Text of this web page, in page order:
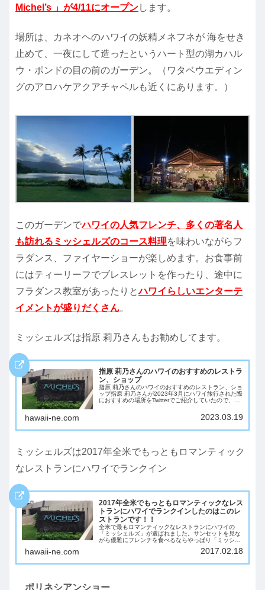
Michel’s 」が4/11にオープンします。
場所は、カネオヘのハワイの妖精メネフネが 海をせき
止めて、一夜にして造ったというハート型の湖カハル
ウ・ポンドの目の前のガーデン。（ワタベウエディン
グのアロハケアクアチャペルも近くにあります。）
このガーデンでハワイの人気フレンチ、多くの著名人
も訪れるミッシェルズのコース料理を味わいながらフ
ラダンス、ファイヤーショーが楽しめます。お食事前
にはティーリーフでブレスレットを作ったり、途中に
フラダンス教室があったりとハワイらしいエンターテ
イメントが盛りだくさん。
ミッシェルズは指原 莉乃さんもお勧めしてます。
指原 莉乃さんのハワイのおすすめのレストラ
ン、ショップ
指原 莉乃さんのハワイのおすすめのレストラン、ショ
ップ指原 莉乃さんが2023年3月にハワイ旅行された際
におすすめの場所をTwitterでご紹介していたので、そ
hawaii-ne.com 2023.03.19
ミッシェルズは2017年全米でもっともロマンティック
なレストランにハワイでランクイン
2017年全米でもっともロマンティックなレス
トランにハワイでランクインしたのはこのレ
ストランです！！
全米で最もロマンティックなレストランにハワイの
「ミッシェルズ」が選ばれました。サンセットを見な
がら優雅にフレンチを食べるならやっぱり「ミッシェ
米で最もロマンチックなレストラン100に選ばれて
hawaii-ne.com 2017.02.18
ポリネシアンショー